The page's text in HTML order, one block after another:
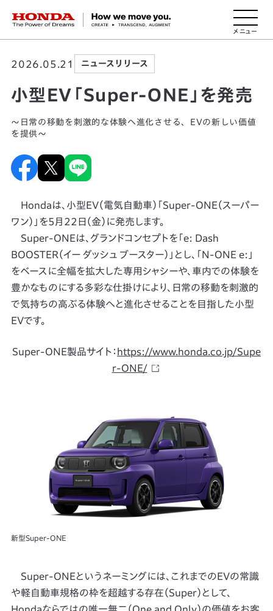
HONDA The Power of Dreams
2026.05.21 ニュースリリース
小型EV「Super-ONE」を発売
〜日常の移動を刺激的な体験へ進化させる、EVの新しい価値
を提供〜
Hondaは、小型EV（電気自動車）「Super-ONE（スーパー
ワン）」を5月22日（金）に発売します。
Super-ONEは、グランドコンセプトを「e: Dash
BOOSTER（イー ダッシュ ブースター）」とし、「N-ONE e:」
をベースに全幅を拡大した専用シャシーや、車内での体験を
豊かなものにする多彩な仕掛けにより、日常の移動を刺激的
で気持ちの高ぶる体験へと進化させることを目指した小型
EVです。
Super-ONE製品サイト： https://www.honda.co.jp/Supe
r-ONE/
新型Super-ONE
Super-ONEというネーミングには、これまでのEVの常識
や軽自動車規格の枠を超越する存在（Super）として、